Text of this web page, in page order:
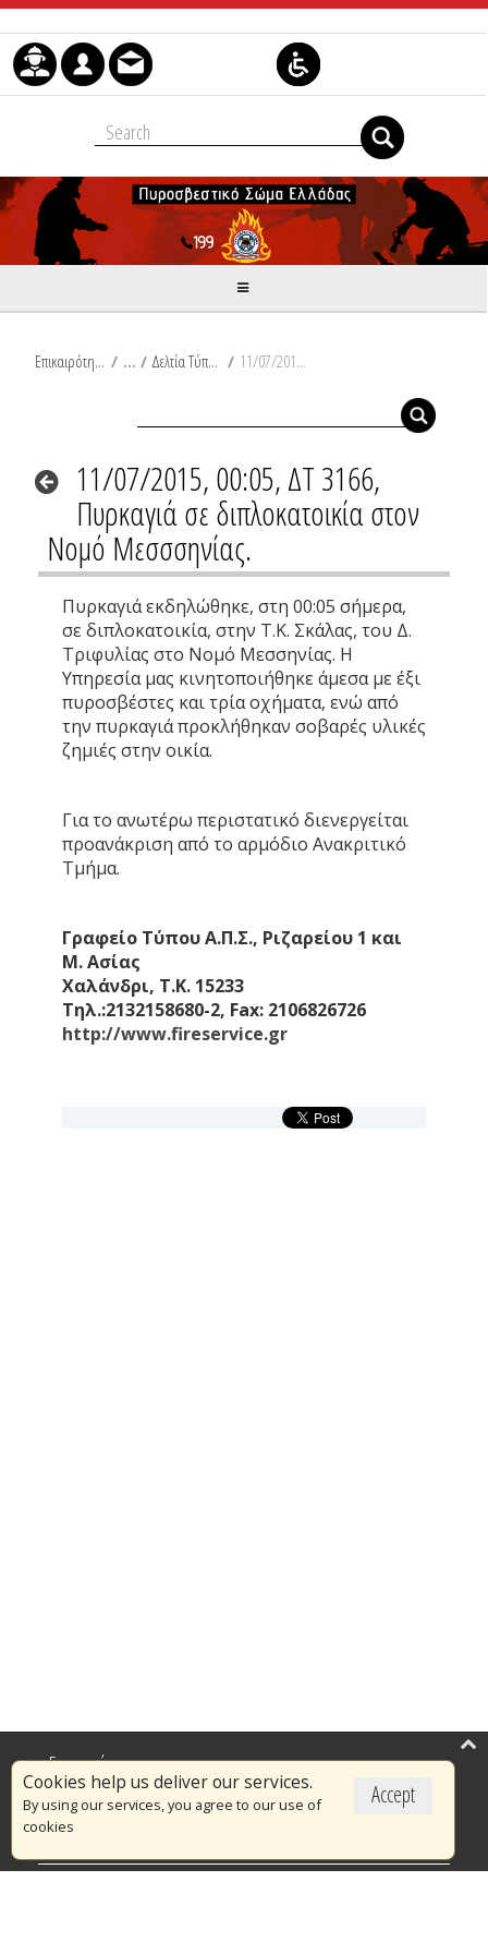
Skip to Content
Επικαιρότητα / Δελτία Τύπου / 11/07/2015, 00:05, ΔΤ 3166, Πυρκαγιά σε διπλοκατοικία στον Νομό Μεσσσηνίας.
11/07/2015, 00:05, ΔΤ 3166,
Πυρκαγιά σε διπλοκατοικία στον
Νομό Μεσσσηνίας.
Πυρκαγιά εκδηλώθηκε, στη 00:05 σήμερα,
σε διπλοκατοικία, στην Τ.Κ. Σκάλας, του Δ.
Τριφυλίας στο Νομό Μεσσηνίας. Η
Υπηρεσία μας κινητοποιήθηκε άμεσα με έξι
πυροσβέστες και τρία οχήματα, ενώ από
την πυρκαγιά προκλήθηκαν σοβαρές υλικές
ζημιές στην οικία.
Για το ανωτέρω περιστατικό διενεργείται
προανάκριση από το αρμόδιο Ανακριτικό
Τμήμα.
Γραφείο Τύπου Α.Π.Σ., Ριζαρείου 1 και
Μ. Ασίας
Χαλάνδρι, Τ.Κ. 15233
Τηλ.:2132158680-2, Fax: 2106826726
http://www.fireservice.gr
Accept
Cookies help us deliver our services.
By using our services, you agree to our use of
cookies
Επικαιρότητα
Το Πυροσβεστικό Σώμα